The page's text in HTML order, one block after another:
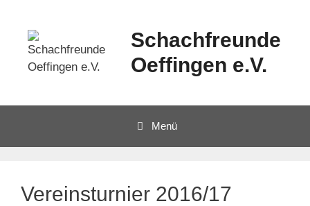
Schachfreunde
Oeffingen e.V.
Menü
Vereinsturnier 2016/17